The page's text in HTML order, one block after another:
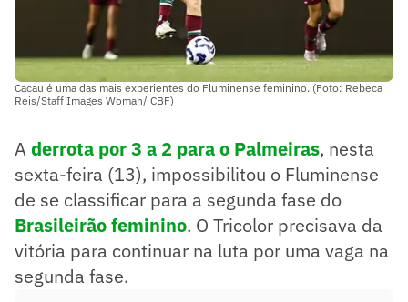
Cacau é uma das mais experientes do Fluminense feminino. (Foto: Rebeca
Reis/Staff Images Woman/ CBF)
Aderrota por 3 a 2 para o Palmeiras, nesta
sexta-feira (13), impossibilitou o Fluminense
de se classificar para a segunda fase do
Brasileirão feminino. O Tricolor precisava da
vitória para continuar na luta por uma vaga na
segunda fase.